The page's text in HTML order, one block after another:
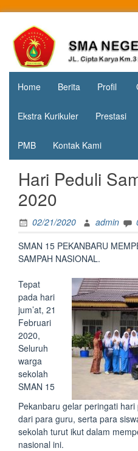
contentSMA
Negeri 15
Pekanbaru
Jl. Cipta
Karya
KM.3, Kec.
Tuah
Madani,
Home Berita Profil
Ekstra Kurikuler Prestasi
PMB Kontak Kami
Hari Peduli
2020
02/21/2020 admin
SMAN 15 PEKANBARU
SAMPAH NASIONAL.
Tepat
pada hari
jum’at, 21
Februari
2020,
Seluruh
warga
sekolah
SMAN 15
Pekanbaru gelar peringati
dari para guru, serta para
sekolah turut ikut dalam
nasional ini.